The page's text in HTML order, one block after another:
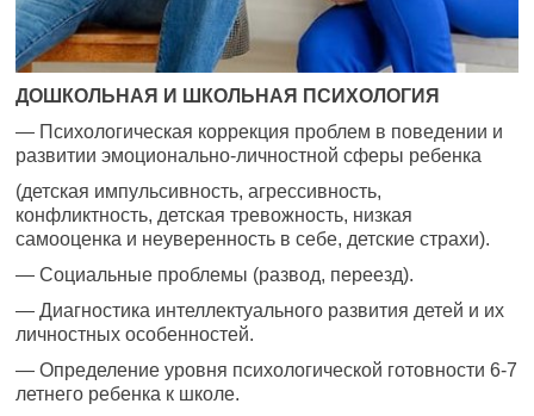
ДОШКОЛЬНАЯ И ШКОЛЬНАЯ ПСИХОЛОГИЯ
— Психологическая коррекция проблем в поведении и
развитии эмоционально-личностной сферы ребенка
(детская импульсивность, агрессивность,
конфликтность, детская тревожность, низкая
самооценка и неуверенность в себе, детские страхи).
— Социальные проблемы (развод, переезд).
— Диагностика интеллектуального развития детей и их
личностных особенностей.
— Определение уровня психологической готовности 6-7
летнего ребенка к школе.